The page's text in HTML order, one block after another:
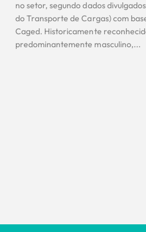
no setor, segundo dados
do Transporte de Cargas) com
Caged. Historicamente
predominantemente masculino,...